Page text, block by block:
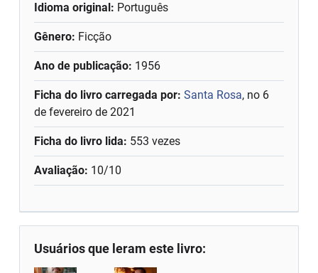
Idioma original: Português
Gênero: Ficção
Ano de publicação: 1956
Ficha do livro carregada por: Santa Rosa, no 6
de fevereiro de 2021
Ficha do livro lida: 553 vezes
Avaliação: 10/10
Usuários que leram este livro: